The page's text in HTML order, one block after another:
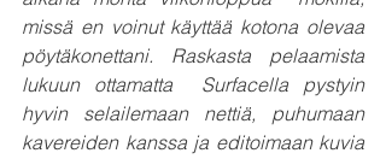
missä en voinut käyttää kotona olevaa
pöytäkonettani. Raskasta pelaamista
lukuun ottamatta  Surfacella pystyin
hyvin selailemaan nettiä, puhumaan
kavereiden kanssa ja editoimaan kuvia